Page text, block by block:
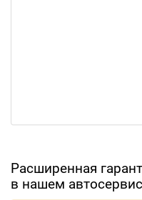
Расширенная
в нашем